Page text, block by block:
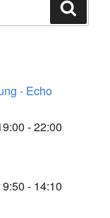
- Echo
- 22:00
- 14:10